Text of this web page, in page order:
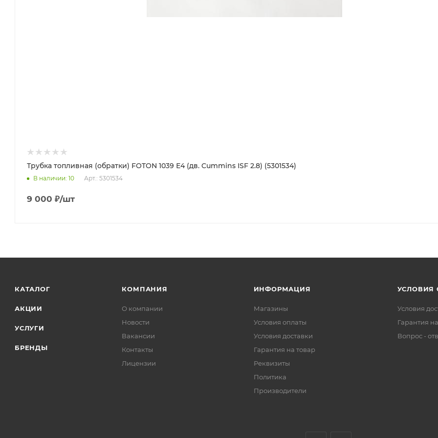
Трубка топливная (обратки) FOTON 1039 Е4 (дв. Cummins ISF 2.8) (5301534)
В наличии: 10 Арт.: 5301534
9 000 ₽/шт
КАТАЛОГ
АКЦИИ
УСЛУГИ
БРЕНДЫ
КОМПАНИЯ
О компании
Новости
Вакансии
Контакты
Лицензии
ИНФОРМАЦИЯ
Магазины
Условия оплаты
Условия доставки
Гарантия на товар
Реквизиты
Политика
Производители
УСЛОВИЯ
Условия
Гарантия
Вопрос -